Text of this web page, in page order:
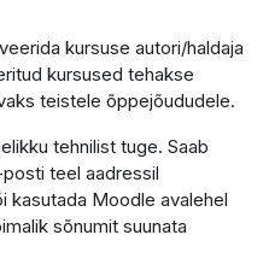
kursuse autori/haldaja
kursused tehakse
teistele õppejõududele.
tehnilist tuge. Saab
teel aadressil
kasutada Moodle avalehel
sõnumit suunata